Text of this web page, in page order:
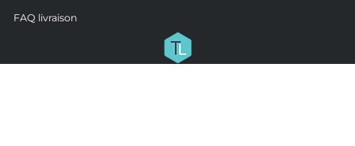
FAQ livraison